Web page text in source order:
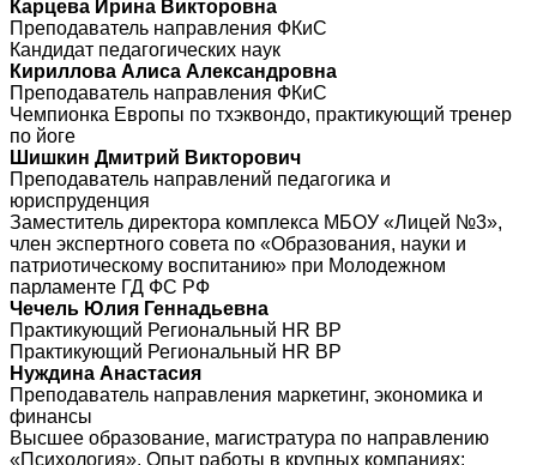
Карцева Ирина Викторовна
Преподаватель направления ФКиС
Кандидат педагогических наук
Кириллова Алиса Александровна
Преподаватель направления ФКиС
Чемпионка Европы по тхэквондо, практикующий тренер
по йоге
Шишкин Дмитрий Викторович
Преподаватель направлений педагогика и
юриспруденция
Заместитель директора комплекса МБОУ «Лицей №3»,
член экспертного совета по «Образования, науки и
патриотическому воспитанию» при Молодежном
парламенте ГД ФС РФ
Чечель Юлия Геннадьевна
Практикующий Региональный HR BP
Практикующий Региональный HR BP
Нуждина Анастасия
Преподаватель направления маркетинг, экономика и
финансы
Высшее образование, магистратура по направлению
«Психология». Опыт работы в крупных компаниях: